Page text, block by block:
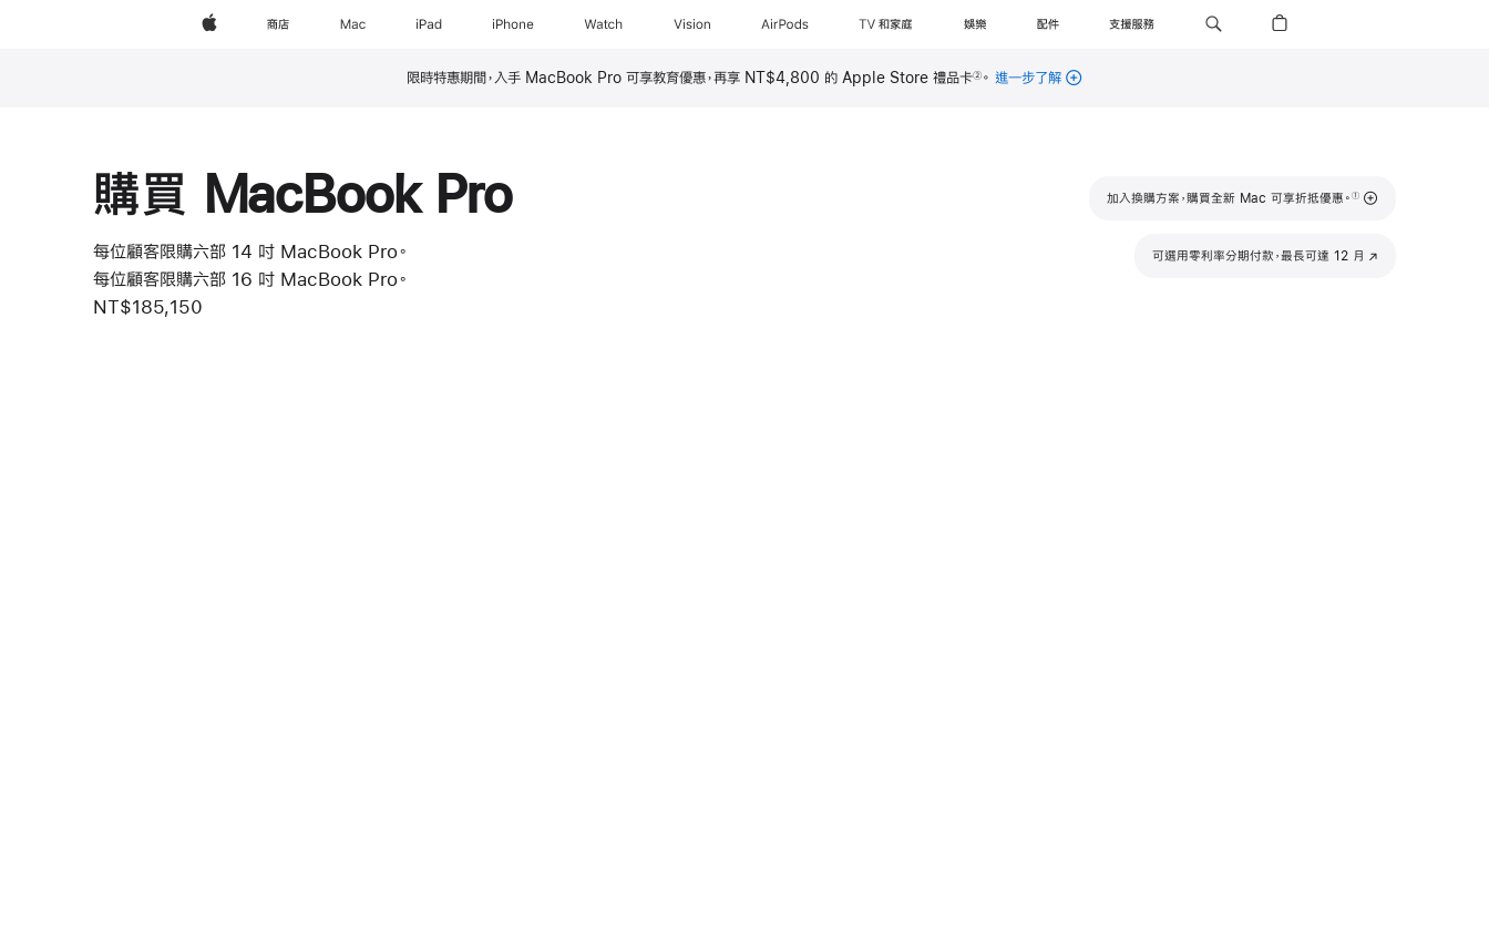
Apple商店 Mac iPad iPhone Watch Vision AirPods TV 和家庭 娛樂 配件 支援服務
限時特惠期間，入手 MacBook Pro 可享教育優惠，再享 NT$4,800 的 Apple Store 禮品卡②。 進一步了解
購買 MacBook Pro
每位顧客限購六部 14 吋 MacBook Pro。
每位顧客限購六部 16 吋 MacBook Pro。
NT$185,150
加入換購方案，購買全新 Mac 可享折抵優惠。
註
腳
①
可選用零利率分期付款，最長可達 12 月
(以